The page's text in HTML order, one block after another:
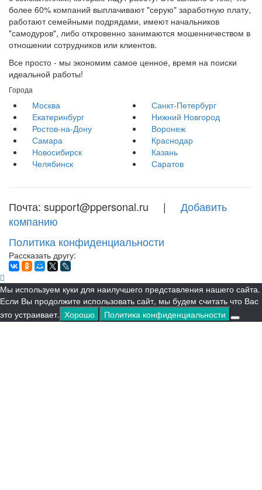
более 60% компаний выплачивают "серую" заработную плату,
работают семейными подрядами, имеют начальников
"самодуров", либо откровенно занимаются мошенничеством в
отношении сотрудников или клиентов.
Все просто - мы экономим самое ценное, время на поиски
идеальной работы!
Города
Москва
Санкт-Петербург
Екатеринбург
Нижний Новгород
Ростов-на-Дону
Воронеж
Самара
Краснодар
Новосибирск
Казань
Челябинск
Саратов
Почта: support@ppersonal.ru | Добавить
компанию
Политика конфиденциальности
Рассказать другу:
Мы используем куки для наилучшего представления нашего сайта.
Если Вы продолжите использовать сайт, мы будем считать что Вас
это устраивает. Хорошо Политика конфиденциальности